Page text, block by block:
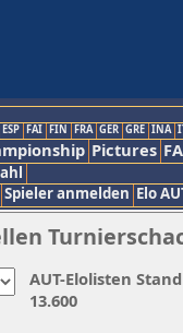
ESP FAI FIN FRA GER GRE INA
Pictures
Spieler anmelden Elo
AUT-Elolisten
13.600